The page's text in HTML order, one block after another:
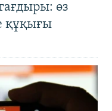
өз
құқығы